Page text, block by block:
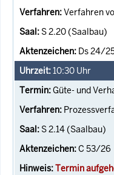
Verfahren
S 2.20 (Saalbau)
Ds 24/
10:30 Uhr
Güte- und
S 2.14 (Saalbau)
C 53/26
Termin